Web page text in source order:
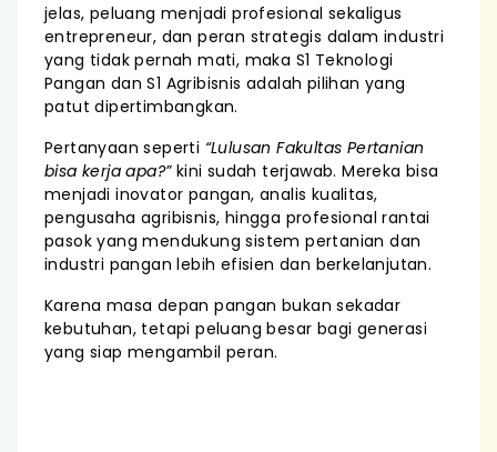
jelas, peluang menjadi profesional sekaligus
entrepreneur, dan peran strategis dalam industri
yang tidak pernah mati, maka S1 Teknologi
Pangan dan S1 Agribisnis adalah pilihan yang
patut dipertimbangkan.
Pertanyaan seperti “Lulusan Fakultas Pertanian
bisa kerja apa?”kini sudah terjawab. Mereka bisa
menjadi inovator pangan, analis kualitas,
pengusaha agribisnis, hingga profesional rantai
pasok yang mendukung sistem pertanian dan
industri pangan lebih efisien dan berkelanjutan.
Karena masa depan pangan bukan sekadar
kebutuhan, tetapi peluang besar bagi generasi
yang siap mengambil peran.